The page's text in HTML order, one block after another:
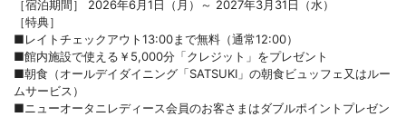
［宿泊期間］ 2026年6月1日（月）～ 2027年3月31日（水）
［特典］
■レイトチェックアウト13:00まで無料（通常12:00）
■館内施設で使える￥5,000分「クレジット」をプレゼント
■朝食（オールデイダイニング「SATSUKI」の朝食ビュッフェ又はルー
ムサービス）
■ニューオータニレディース会員のお客さまはダブルポイントプレゼン